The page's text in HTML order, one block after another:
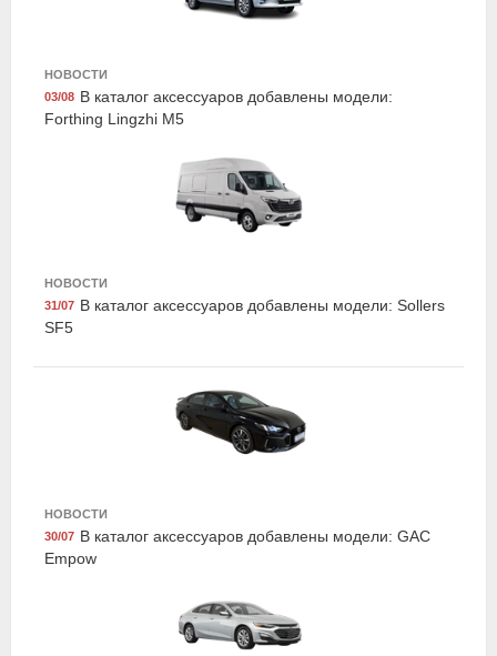
Dollex NA-05
Набор автомобилиста 'люкс-практик', Dollex
Набор предохранителей флажковых мини 5-7,5-10-
15-20-25-30а блистер 10шт, Airline
НОВОСТИ
03/08 В каталог аксессуаров добавлены модели:
Forthing Lingzhi M5
НОВОСТИ
31/07 В каталог аксессуаров добавлены модели: Sollers
SF5
НОВОСТИ
30/07 В каталог аксессуаров добавлены модели: GAC
Empow